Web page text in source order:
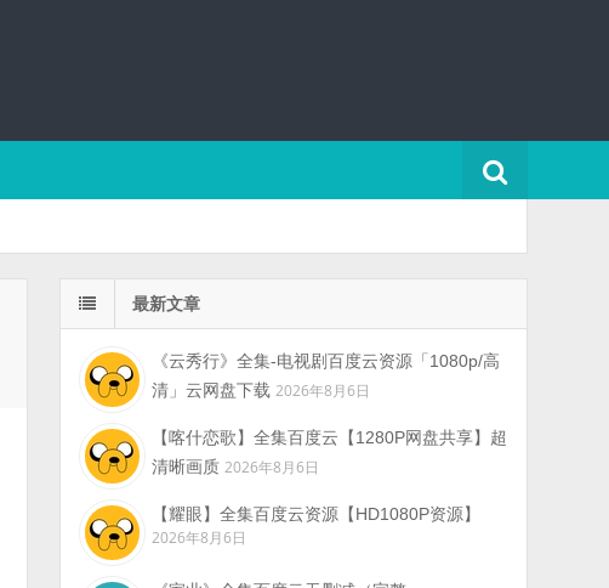
最新文章
《云秀行》全集-电视剧百度云资源「1080p/高
清」云网盘下载 2026年8月6日
【喀什恋歌】全集百度云【1280P网盘共享】超
清晰画质 2026年8月6日
【耀眼】全集百度云资源【HD1080P资源】
2026年8月6日